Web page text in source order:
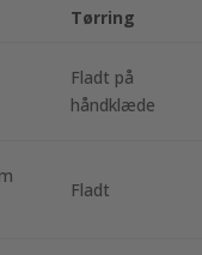
Tørring
Fladt på
håndklæde
Fladt